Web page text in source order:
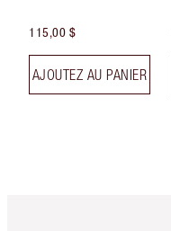
115,00 $
AJOUTEZ AU PANIER